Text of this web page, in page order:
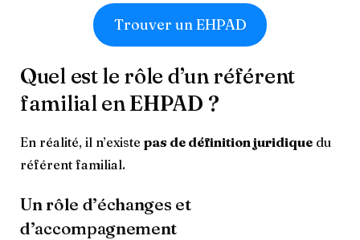
Trouver un EHPAD
Quel est le rôle d’un référent
familial en EHPAD ?
En réalité, il n’existe pas de définition juridique du
référent familial.
Un rôle d’échanges et
d’accompagnement